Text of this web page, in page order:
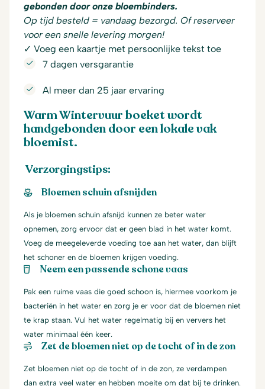
gebonden door onze bloembinders.
Op tijd besteld = vandaag bezorgd. Of reserveer
voor een snelle levering morgen!
✓ Voeg een kaartje met persoonlijke tekst toe
7 dagen versgarantie
Al meer dan 25 jaar ervaring
Warm Wintervuur boeket wordt
handgebonden door een lokale vak
bloemist.
Verzorgingstips:
Bloemen schuin afsnijden
Als je bloemen schuin afsnijd kunnen ze beter water
opnemen, zorg ervoor dat er geen blad in het water komt.
Voeg de meegeleverde voeding toe aan het water, dan blijft
het schoner en de bloemen krijgen voeding.
Neem een passende schone vaas
Pak een ruime vaas die goed schoon is, hiermee voorkom je
bacteriën in het water en zorg je er voor dat de bloemen niet
te krap staan. Vul het water regelmatig bij en ververs het
water minimaal één keer.
Zet de bloemen niet op de tocht of in de zon
Zet bloemen niet op de tocht of in de zon, ze verdampen
dan extra veel water en hebben moeite om dat bij te drinken.